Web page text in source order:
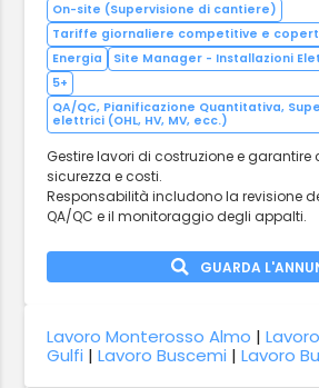
On-site (Supervisione di cantiere)
Tariffe giornaliere competitive e
Energia
Site Manager - Installazioni
5+
QA/QC, Pianificazione Quantitativa,
elettrici (OHL, HV, MV, ecc.)
Gestire lavori di costruzione e
sicurezza e costi.
Responsabilità includono la revisione
QA/QC e il monitoraggio degli appalti.
GUARDA
Lavoro Monterosso Almo |
Gulfi |Lavoro Buscemi |Lavoro